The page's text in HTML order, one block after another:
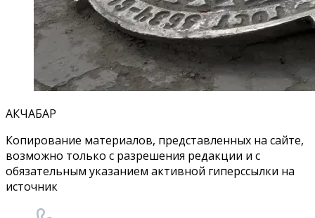
АКЧАБАР
Копирование материалов, представленных на сайте,
возможно только с разрешения редакции и с
обязательным указанием активной гиперссылки на
источник